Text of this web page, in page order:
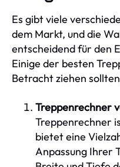
Es gibt viele
dem Markt, und die
entscheidend für den
Einige der besten
Betracht ziehen
Treppenrechner
Treppenrechner
bietet eine
Anpassung Ihrer